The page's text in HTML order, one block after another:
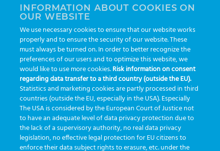
auditoria automação
congresso customização dashboard DICQ eficiência
enterprise etrack flebotomista governança clínica
GreinerBioOne greinerbioonebr HL7 IA informação
inovação ISO15189 laboratório novas tecnologias PALC
preanalitica processo de coleta produtividade
Pré-analítica qualidade rastreabilidade RDC
rotina laboratorial saúde tecnologia tomada de decisão
Transformação Transformação Digital tubos usabilidade
INFORMATION ABOUT COOKIES ON
OUR WEBSITE
We use necessary cookies to ensure that our website works
properly and to ensure the security of our website. These
must always be turned on. In order to better recognize the
preferences of our users and to optimize this website, we
would like to use more cookies.Risk information on consent
regarding data transfer to a third country (outside the EU).
Statistics and marketing cookies are partly processed in third
countries (outside the EU, especially in the USA). Especially
The USA is considered by the European Court of Justice not
to have an adequate level of data privacy protection due to
the lack of a supervisory authority, no real data privacy
legislation, no effective legal protection for EU citizens to
enforce their data subject rights to erasure, etc. under the